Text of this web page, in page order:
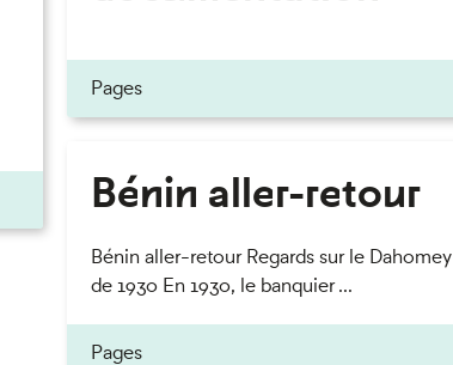
Pages
Bénin aller-retour
Bénin aller-retour Regards sur le Dahomey
de 1930 En 1930, le banquier ...
Pages